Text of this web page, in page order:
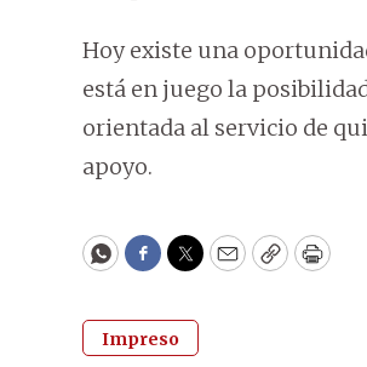
Hoy existe una
está en juego la
orientada al servicio de
apoyo.
WhatsApp
Facebook
Twitter
EmailCopyPrint
Impreso